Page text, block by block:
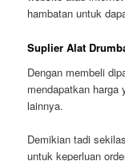
hambatan untuk
Suplier Alat
Dengan membeli
mendapatkan harga
lainnya.
Demikian tadi
untuk keperluan